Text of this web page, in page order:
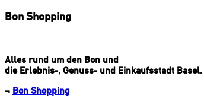
Bon Shopping
Alles rund um den Bon und
die Erlebnis-, Genuss- und Einkaufsstadt Basel.
¬ Bon Shopping